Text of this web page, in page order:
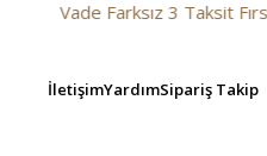
Fırsatı
İletişimYardımSipariş Takip